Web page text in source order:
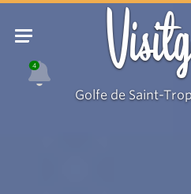
4
Golfe de Saint-